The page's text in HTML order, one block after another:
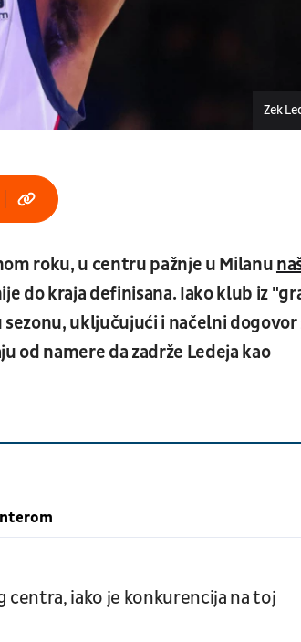
Zek
roku, u centru pažnje u Milanu
do kraja definisana. Iako klub iz
uključujući i načelni dogovor
od namere da zadrže Ledeja kao
centra, iako je konkurencija na toj